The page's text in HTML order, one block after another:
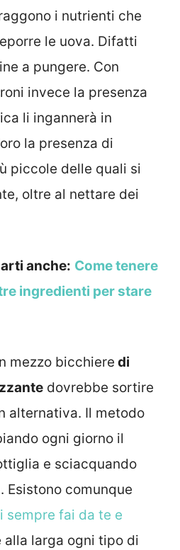
i nutrienti che
le uova. Difatti
a pungere. Con
invece la presenza
li ingannerà in
la presenza di
piccole delle quali si
oltre al nettare dei
anche: Come tenere
ingredienti per stare
mezzo bicchiere di
dovrebbe sortire
alternativa. Il metodo
ogni giorno il
e sciacquando
Esistono comunque
sempre fai da te e
alla larga ogni tipo di